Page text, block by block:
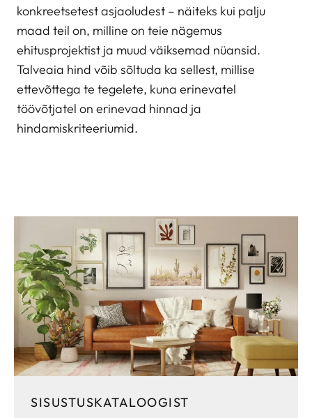
konkreetsetest asjaoludest – näiteks kui palju
maad teil on, milline on teie nägemus
ehitusprojektist ja muud väiksemad nüansid.
Talveaia hind võib sõltuda ka sellest, millise
ettevõttega te tegelete, kuna erinevatel
töövõtjatel on erinevad hinnad ja
hindamiskriteeriumid.
SISUSTUSKATALOOGIST